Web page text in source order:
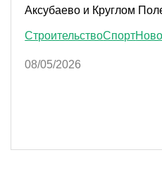
Аксубаево и Круглом
СтроительствоСпорт
08/05/2026